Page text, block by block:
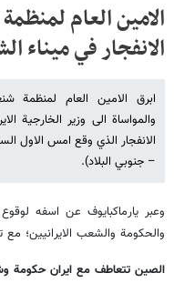
الامين العام
الانفجار في ميناء
ابرق الامين العام لمنظمة
والمواساة الى وزير الخارجية
الانفجار الذي وقع امس الاول
– جنوبي البلاد).
وعبر يارماكبايوف عن اسفه
والحكومة والشعب الايرانيين؛ مع
الصين تتعاطف مع ايران حكومة